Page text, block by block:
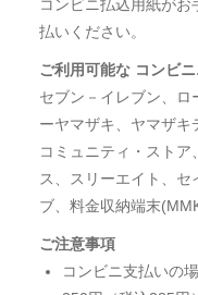
コンビニ払込用紙が
払いください。
ご利用可能な コンビ
セブン－イレブン、ロ
ーヤマザキ、ヤマザキ
コミュニティ・スト
ス、スリーエイト、セ
ブ、料金収納端末
ご注意事項
コンビニ支払いの